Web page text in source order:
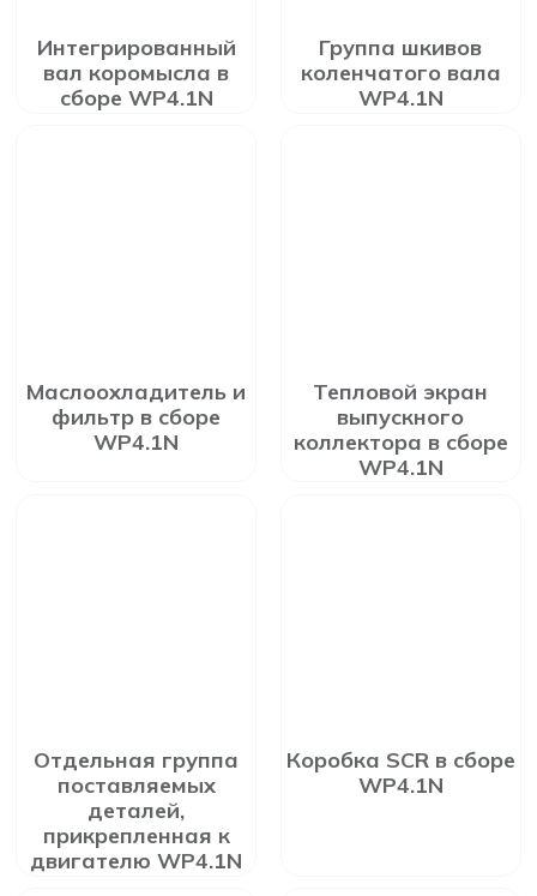
Интегрированный
вал коромысла в
сборе WP4.1N
Группа шкивов
коленчатого вала
WP4.1N
Маслоохладитель и
фильтр в сборе
WP4.1N
Тепловой экран
выпускного
коллектора в сборе
WP4.1N
Отдельная группа
поставляемых
деталей,
прикрепленная к
двигателю WP4.1N
Коробка SCR в сборе
WP4.1N